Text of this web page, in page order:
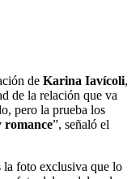
de Karina Iavícoli,
de la relación que va
pero la prueba los
romance”, señaló el
la foto exclusiva que lo